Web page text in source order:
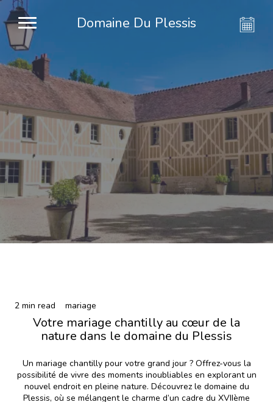
Domaine Du Plessis
2 min read mariage
Votre mariage chantilly au cœur de la
nature dans le domaine du Plessis
Un mariage chantilly pour votre grand jour ? Offrez-vous la
possibilité de vivre des moments inoubliables en explorant un
nouvel endroit en pleine nature. Découvrez le domaine du
Plessis, où se mélangent le charme d’un cadre du XVIIème